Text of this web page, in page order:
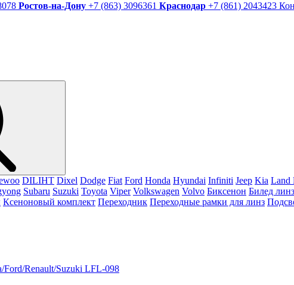
Ростов-на-Дону +7 (863) 3096361 Краснодар +7 (861) 2043423
DILIHT Dixel Dodge Fiat Ford Honda Hyundai Infiniti Jeep Kia Land
Subaru Suzuki Toyota Viper Volkswagen Volvo Биксенон Билед
Ксеноновый комплект Переходник Переходные рамки для линз
Renault/Suzuki LFL-098